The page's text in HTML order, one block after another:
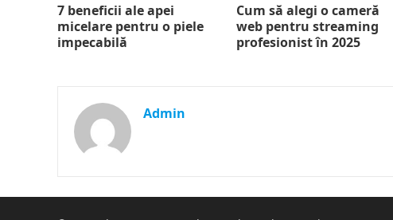
7 beneficii ale apei
micelare pentru o piele
impecabilă
Cum să alegi o cameră
web pentru streaming
profesionist în 2025
Admin